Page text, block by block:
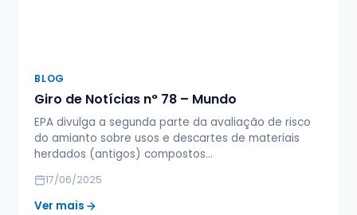
BLOG
Giro de Notícias n° 78 – Mundo
EPA divulga a segunda parte da avaliação de risco
do amianto sobre usos e descartes de materiais
herdados (antigos) compostos…
17/06/2025
Ver mais